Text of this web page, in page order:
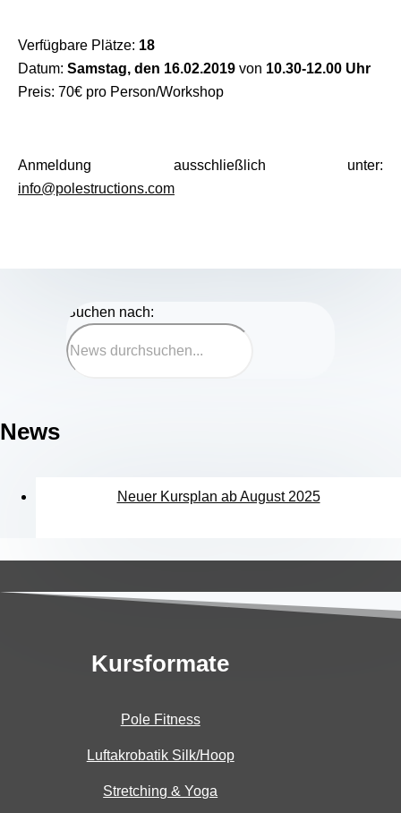
Verfügbare Plätze: 18
Datum: Samstag, den 16.02.2019 von 10.30-12.00 Uhr
Preis: 70€ pro Person/Workshop
Anmeldung ausschließlich unter:
info@polestructions.com
Suchen nach:
News
Neuer Kursplan ab August 2025
Kursformate
Pole Fitness
Luftakrobatik Silk/Hoop
Stretching & Yoga